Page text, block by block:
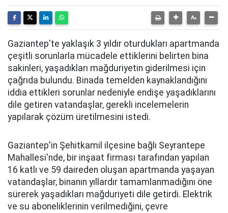
Gaziantep'te yaklaşık 3 yıldır oturdukları apartmanda
çeşitli sorunlarla mücadele ettiklerini belirten bina
sakinleri, yaşadıkları mağduriyetin giderilmesi için
çağrıda bulundu. Binada temelden kaynaklandığını
iddia ettikleri sorunlar nedeniyle endişe yaşadıklarını
dile getiren vatandaşlar, gerekli incelemelerin
yapılarak çözüm üretilmesini istedi.
Gaziantep'in Şehitkamil ilçesine bağlı Seyrantepe
Mahallesi'nde, bir inşaat firması tarafından yapılan
16 katlı ve 59 daireden oluşan apartmanda yaşayan
vatandaşlar, binanın yıllardır tamamlanmadığını öne
sürerek yaşadıkları mağduriyeti dile getirdi. Elektrik
ve su aboneliklerinin verilmediğini, çevre